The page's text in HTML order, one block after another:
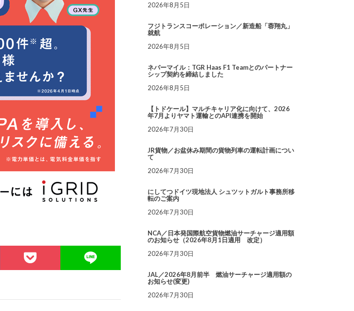
2026年8月5日
フジトランスコーポレーション／新造船「蓉翔丸」
就航
2026年8月5日
ネバーマイル：TGR Haas F1 Teamとのパートナー
シップ契約を締結しました
2026年8月5日
【トドケール】マルチキャリア化に向けて、2026
年7月よりヤマト運輸とのAPI連携を開始
2026年7月30日
JR貨物／お盆休み期間の貨物列車の運転計画につい
て
2026年7月30日
にしてつドイツ現地法人 シュツットガルト事務所移
転のご案内
2026年7月30日
NCA／日本発国際航空貨物燃油サーチャージ適用額
のお知らせ（2026年8月1日適用 改定）
2026年7月30日
JAL／2026年8月前半 燃油サーチャージ適用額の
お知らせ(変更)
2026年7月30日